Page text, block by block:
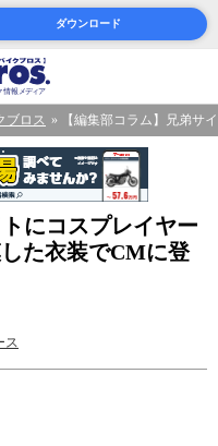
ダウンロード
ブロス 【編集部コラム】兄弟サ
にコスプレイヤー
た衣装でCMに登
ス